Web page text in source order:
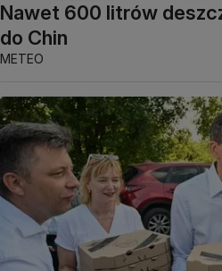
Nawet 600 litrów
do Chin
METEO